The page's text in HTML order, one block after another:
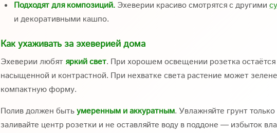
Подходят для композиций. Эхеверии красиво смотрятся с другими
и декоративными кашпо.
Как ухаживать за эхеверией дома
Эхеверии любят яркий свет. При хорошем освещении розетка остаётся
насыщенной и контрастной. При нехватке света растение может
компактную форму.
Полив должен быть умеренным и аккуратным. Увлажняйте грунт
заливайте центр розетки и не оставляйте воду в поддоне — избыток